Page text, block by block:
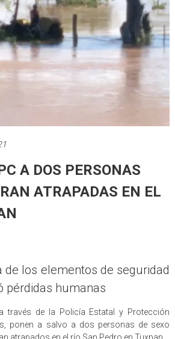
A DOS PERSONAS
ATRAPADAS EN EL
de los elementos de seguridad
pérdidas humanas
través de la Policía Estatal y Protección
ponen a salvo a dos personas de sexo